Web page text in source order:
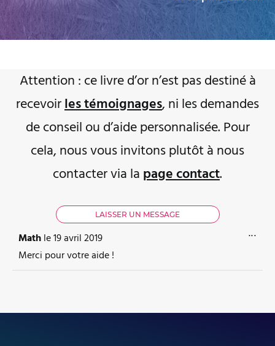
Attention : ce livre d’or n’est pas destiné à
recevoirles témoignages, ni les demandes
de conseil ou d’aide personnalisée. Pour
cela, nous vous invitons plutôt à nous
contacter via la page contact.
Math le19 avril 2019
Merci pour votre aide !
...